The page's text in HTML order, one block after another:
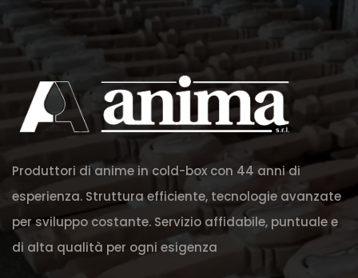
Produttori di anime in cold-box con 44 anni di
esperienza. Struttura efficiente, tecnologie avanzate
per sviluppo costante. Servizio affidabile, puntuale e
di alta qualità per ogni esigenza